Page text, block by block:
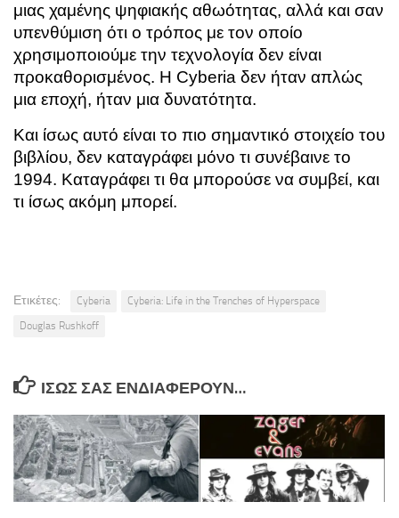
μιας χαμένης ψηφιακής αθωότητας, αλλά και σαν
υπενθύμιση ότι ο τρόπος με τον οποίο
χρησιμοποιούμε την τεχνολογία δεν είναι
προκαθορισμένος. Η Cyberia δεν ήταν απλώς
μια εποχή, ήταν μια δυνατότητα.
Και ίσως αυτό είναι το πιο σημαντικό στοιχείο του
βιβλίου, δεν καταγράφει μόνο τι συνέβαινε το
1994. Καταγράφει τι θα μπορούσε να συμβεί, και
τι ίσως ακόμη μπορεί.
Ετικέτες: Cyberia
Cyberia: Life in the Trenches of Hyperspace
Douglas Rushkoff
ΊΣΩΣ ΣΑΣ ΕΝΔΙΑΦΈΡΟΥΝ…